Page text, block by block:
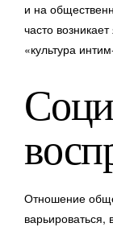
и на
часто
«культура
Отношение
варьироваться,